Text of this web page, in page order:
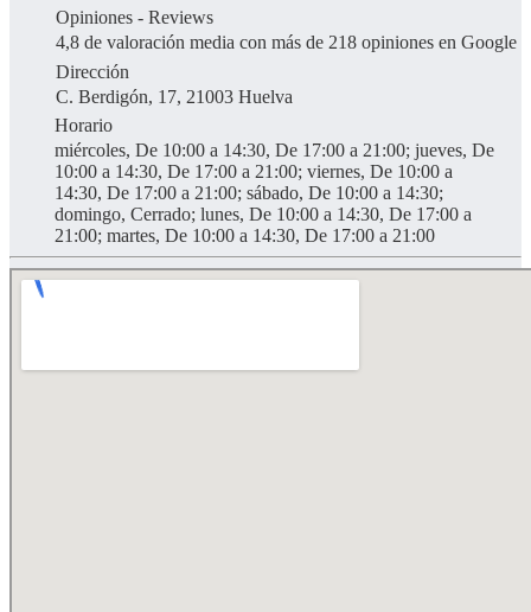
Opiniones - Reviews
4,8 de valoración media con más de 218 opiniones en Google
Dirección
C. Berdigón, 17, 21003 Huelva
Horario
miércoles, De 10:00 a 14:30, De 17:00 a 21:00; jueves, De
10:00 a 14:30, De 17:00 a 21:00; viernes, De 10:00 a
14:30, De 17:00 a 21:00; sábado, De 10:00 a 14:30;
domingo, Cerrado; lunes, De 10:00 a 14:30, De 17:00 a
21:00; martes, De 10:00 a 14:30, De 17:00 a 21:00